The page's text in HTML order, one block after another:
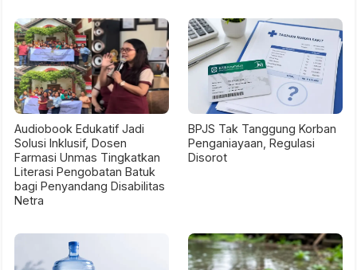
Audiobook Edukatif Jadi
Solusi Inklusif, Dosen
Farmasi Unmas Tingkatkan
Literasi Pengobatan Batuk
bagi Penyandang Disabilitas
Netra
BPJS Tak Tanggung Korban
Penganiayaan, Regulasi
Disorot